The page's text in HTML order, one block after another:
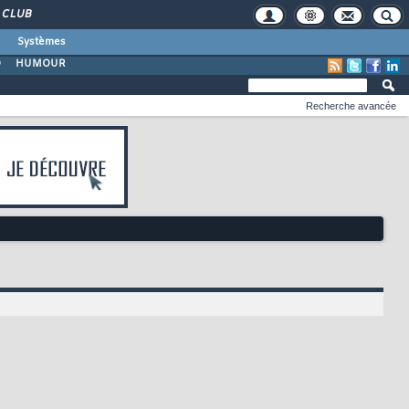
CLUB
Systèmes
HUMOUR
Recherche avancée